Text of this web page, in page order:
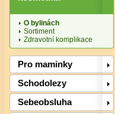
O bylinách
Sortiment
Zdravotní komplikace
Pro maminky
Schodolezy
Sebeobsluha